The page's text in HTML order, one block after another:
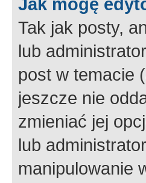
Tak jak posty,
lub
post w temacie
jeszcze nie
zmieniać jej
lub
manipulowanie